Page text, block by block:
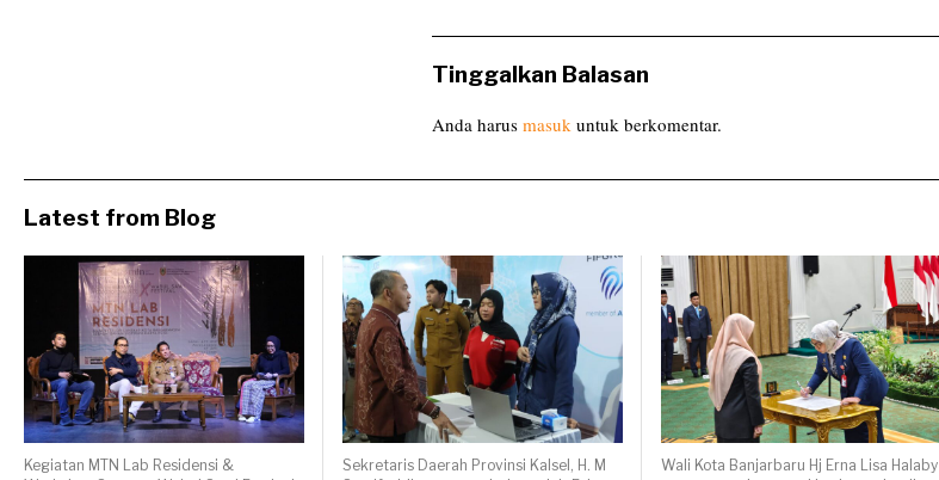
Tinggalkan Balasan
Anda harus masuk untuk berkomentar.
Latest from Blog
Kegiatan MTN Lab Residensi &
Sekretaris Daerah Provinsi Kalsel, H. M
Wali Kota Banjarbaru Hj Erna Lisa Halaby